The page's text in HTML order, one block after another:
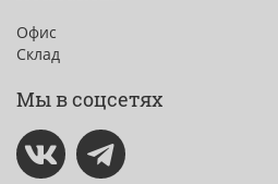
Офис
Склад
Мы в соцсетях